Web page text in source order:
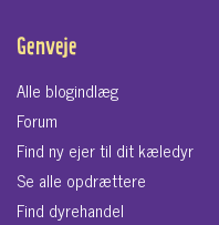
Genveje
Alle blogindlæg
Forum
Find ny ejer til dit kæledyr
Se alle opdrættere
Find dyrehandel